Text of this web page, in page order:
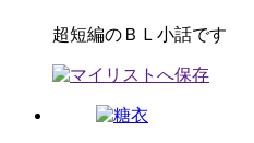
超短編のＢＬ小話です